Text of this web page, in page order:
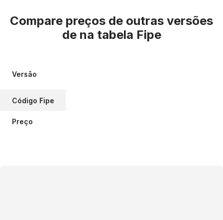
Compare preços de outras versões
de na tabela Fipe
Versão
Código Fipe
Preço